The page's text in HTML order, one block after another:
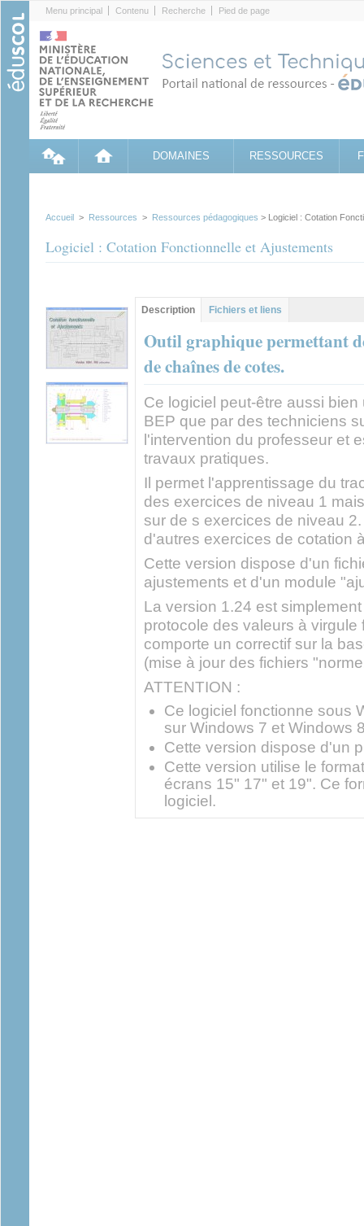
Menu principal Contenu Recherche Pied de page
DOMAINES RESSOURCES
Accueil > Ressources > Ressources pédagogiques > Logiciel : Cotation
Logiciel : Cotation Fonctionnelle et Ajustements
Contenu principal
Description (onglet
actif)
Fichiers et liens
Outil graphique permettant
de chaînes de cotes.
Ce logiciel peut-être aussi
BEP que par des techniciens
l'intervention du professeur et
travaux pratiques.
Il permet l'apprentissage du
des exercices de niveau 1
sur de s exercices de niveau
d'autres exercices de cotation
Cette version dispose d'un
ajustements et d'un module
La version 1.24 est
protocole des valeurs à virgule
comporte un correctif sur la
(mise à jour des fichiers
ATTENTION :
Ce logiciel fonctionne sous
sur Windows 7 et Windows
Cette version dispose d'un
Cette version utilise le
écrans 15" 17" et 19". Ce
logiciel.